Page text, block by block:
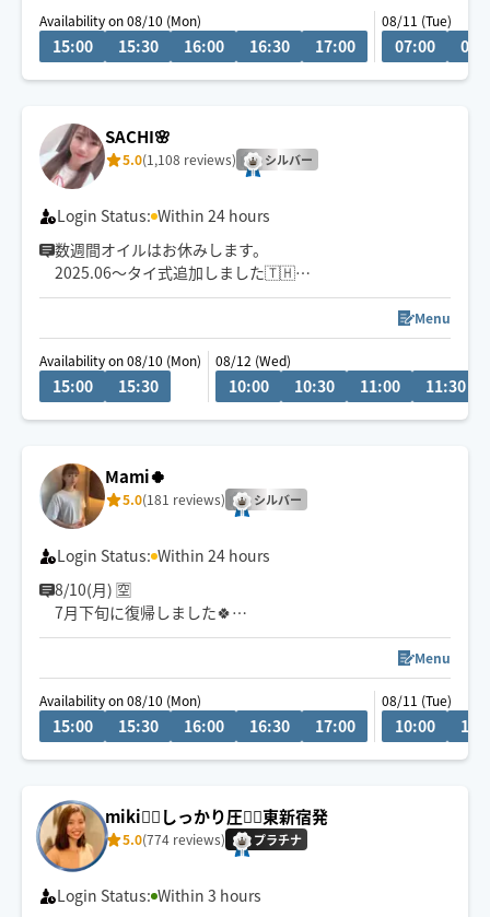
くださいませ。
🤱👶も🐕🐈も🙆‍♀️お2人以上でのご予約も大歓迎
Availability on 08/10 (Mon)
15:00 15:30 16:00 16:30 17:00
08/11 (Tue)
07:00
SACHI🌸
5.0(1,108 reviews) シルバー
Login Status: Within 24 hours
数週間オイルはお休みします。
2025.06〜タイ式追加しました🇹🇭
お試し60分or90分🉐
押す×伸ばす×流す💆🏻‍♀️23区外時間要する場合有🙏ご予約
お待ちしてます✨🤗人気コース:もみほぐし+オイルトリー
トメント 得意施術:オイル/ヘッド 🤱👶⭕️🐈🦮⭕️
Menu
Availability on 08/10 (Mon)
15:00 15:30
08/12 (Wed)
10:00 10:30 11:00 11:30
Mami🍀
5.0(181 reviews) シルバー
Login Status: Within 24 hours
8/10(月) 🈳
7月下旬に復帰しました🍀
しばらくの間、タイ式はお休みします。
セラピスト歴13年
手が温かいとよく言われます😌
しっかり圧の入った施術も ゆったり癒しの施術も可能で
美容師をしていたこともあり眠りに落ちるヘッドスパも
得意です。
お疲れの箇所やご要望に合わせた施術が出来るよう努め
ますので、どうぞよろしくお願い致します！
Menu
Availability on 08/10 (Mon)
15:00 15:30 16:00 16:30 17:00
08/11 (Tue)
10:00
miki🧘‍♀️しっかり圧💆‍♀️東新宿発
5.0(774 reviews) プラチナ
Login Status: Within 3 hours